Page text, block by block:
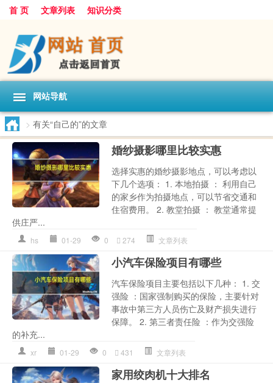
首 页 文章列表 知识分类
网站导航
> 有关“自己的”的文章
婚纱摄影哪里比较实惠
选择实惠的婚纱摄影地点，可以考虑以
下几个选项： 1. 本地拍摄 ： 利用自己
的家乡作为拍摄地点，可以节省交通和
住宿费用。 2. 教堂拍摄 ： 教堂通常提
供庄严...
hs 01-29 0 274 文章列表
小汽车保险项目有哪些
汽车保险项目主要包括以下几种： 1. 交
强险 ：国家强制购买的保险，主要针对
事故中第三方人员伤亡及财产损失进行
保障。 2. 第三者责任险 ：作为交强险
的补充...
xr 01-29 0 431 文章列表
家用绞肉机十大排名